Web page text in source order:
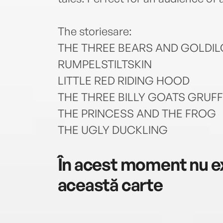
The storiesare:
THE THREE BEARS AND
RUMPELSTILTSKIN
LITTLE RED RIDING HOOD
THE THREE BILLY GOATS GRUFF
THE PRINCESS AND THE FROG
THE UGLY DUCKLING
În acest moment nu
această carte